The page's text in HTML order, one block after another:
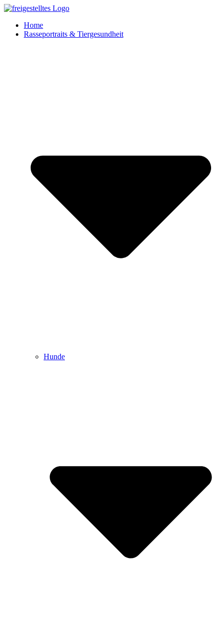
Zum
springenHome
Rasseportraits & Tiergesundheit
Hunde